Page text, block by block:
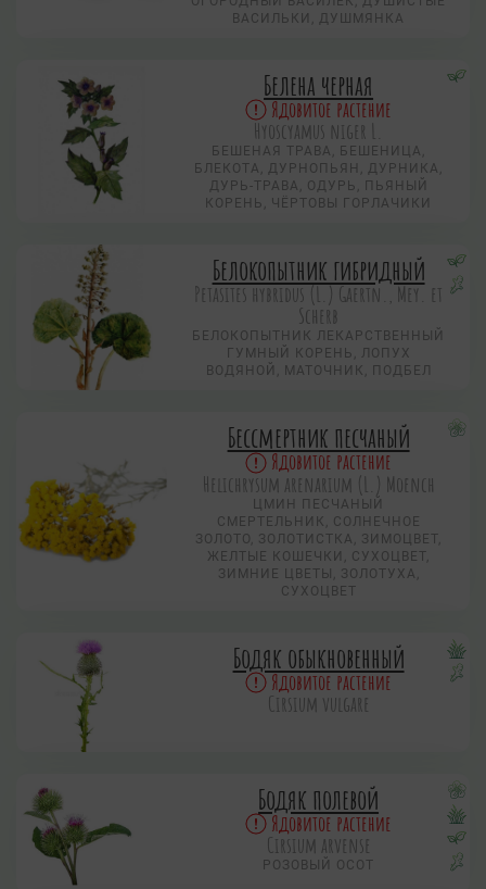
ВАСИЛЬКИ, ДУШМЯНКА
Белена черная
Ядовитое растение
Hyoscyamus niger L.
БЕШЕНАЯ ТРАВА, БЕШЕНИЦА,
БЛЕКОТА, ДУРНОПЬЯН, ДУРНИКА,
ДУРЬ-ТРАВА, ОДУРЬ, ПЬЯНЫЙ
КОРЕНЬ, ЧЁРТОВЫ ГОРЛАЧИКИ
Белокопытник гибридный
Petasites hybridus (L.) Gaertn., Mey. et
Scherb
БЕЛОКОПЫТНИК ЛЕКАРСТВЕННЫЙ
ГУМНЫЙ КОРЕНЬ, ЛОПУХ
ВОДЯНОЙ, МАТОЧНИК, ПОДБЕЛ
Бессмертник песчаный
Ядовитое растение
Helichrysum arenarium (L.) Moench
ЦМИН ПЕСЧАНЫЙ
СМЕРТЕЛЬНИК, СОЛНЕЧНОЕ
ЗОЛОТО, ЗОЛОТИСТКА, ЗИМОЦВЕТ,
ЖЕЛТЫЕ КОШЕЧКИ, СУХОЦВЕТ,
ЗИМНИЕ ЦВЕТЫ, ЗОЛОТУХА,
СУХОЦВЕТ
Бодяк обыкновенный
Ядовитое растение
Cirsium vulgare
Бодяк полевой
Ядовитое растение
Cirsium arvense
РОЗОВЫЙ ОСОТ